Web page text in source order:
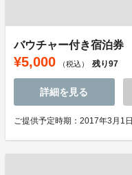
バウチャー付き宿泊券
¥5,000 （税込） 残り97
詳細を見る
ご提供予定時期：2017年3月1日